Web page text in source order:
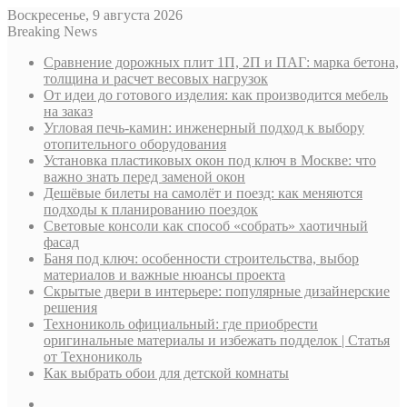
Воскресенье, 9 августа 2026
Breaking News
Сравнение дорожных плит 1П, 2П и ПАГ: марка бетона,
толщина и расчет весовых нагрузок
От идеи до готового изделия: как производится мебель
на заказ
Угловая печь-камин: инженерный подход к выбору
отопительного оборудования
Установка пластиковых окон под ключ в Москве: что
важно знать перед заменой окон
Дешёвые билеты на самолёт и поезд: как меняются
подходы к планированию поездок
Световые консоли как способ «собрать» хаотичный
фасад
Баня под ключ: особенности строительства, выбор
материалов и важные нюансы проекта
Скрытые двери в интерьере: популярные дизайнерские
решения
Технониколь официальный: где приобрести
оригинальные материалы и избежать подделок | Статья
от Технониколь
Как выбрать обои для детской комнаты